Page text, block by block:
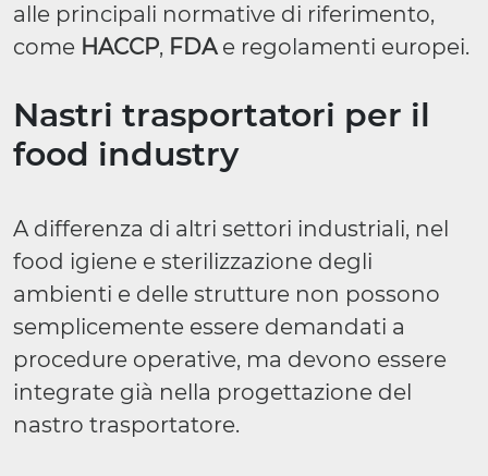
alle principali normative di riferimento,
come HACCP, FDAe regolamenti europei.
Nastri trasportatori per il
food industry
A differenza di altri settori industriali, nel
food igiene e sterilizzazione degli
ambienti e delle strutture non possono
semplicemente essere demandati a
procedure operative, ma devono essere
integrate già nella progettazione del
nastro trasportatore.